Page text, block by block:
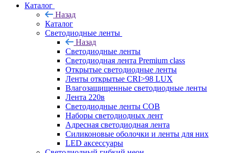
Каталог
Назад
Каталог
Светодиодные ленты
Назад
Светодиодные ленты
Светодиодная лента Premium class
Открытые светодиодные ленты
Ленты открытые CRI>98 LUX
Влагозащищенные светодиодные ленты
Лента 220в
Светодиодные ленты COB
Наборы светодиодных лент
Адресная светодиодная лента
Силиконовые оболочки и ленты для них
LED аксессуары